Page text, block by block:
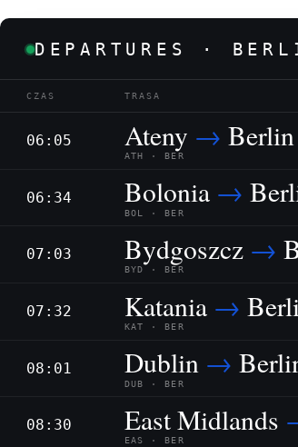
DEPARTURES ·
CZAS TRASA
06:05 Ateny →
ATH · BER
06:34 Bolonia →
BOL · BER
07:03 Bydgoszcz →
BYD · BER
07:32 Katania →
KAT · BER
08:01 Dublin →
DUB · BER
08:30 East Midlands
EAS · BER